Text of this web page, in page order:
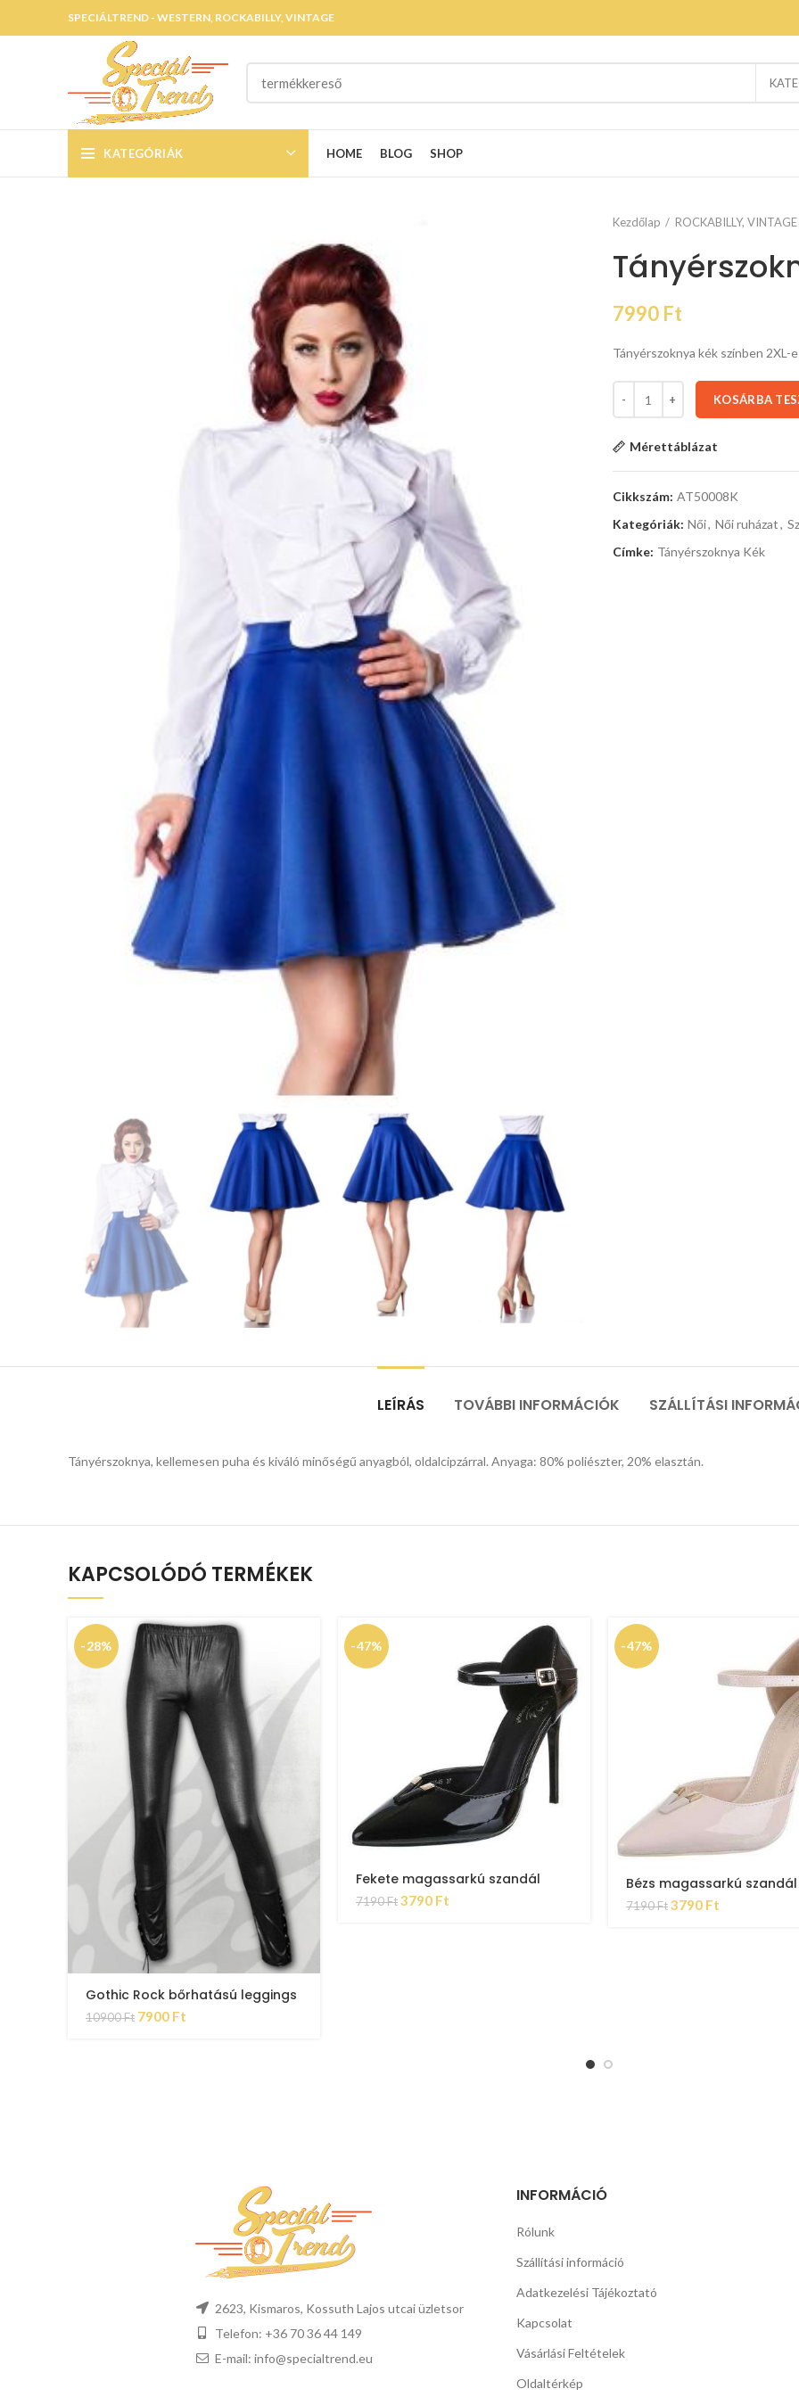
SPECIÁLTREND - WESTERN, ROCKABILLY, VINTAGE
KATEGÓRIÁK HOME BLOG SHOP
Kezdőlap ROCKABILLY, VINTAGE
7990 Ft
Tányérszoknya kék színben 2XL-
KOSÁRBA
Mérettáblázat
Cikkszám: AT50008K
Kategóriák: Női, Női ruházat,
Címke: Tányérszoknya Kék
LEÍRÁS TOVÁBBI INFORMÁCIÓK SZÁLLÍTÁSI
Tányérszoknya, kellemesen puha és kiváló minőségű anyagból, oldalcipzárral. Anyaga: 80% poliészter, 20% elasztán.
KAPCSOLÓDÓ TERMÉKEK
-28%
Gothic Rock bőrhatású leggings
10900Ft 7900 Ft
-47%
Fekete magassarkú szandál
7190Ft3790 Ft
-47%
Bézs magassarkú
7190Ft3790 Ft
2623, Kismaros, Kossuth Lajos utcai üzletsor
Telefon: +36 70 36 44 149
E-mail: info@specialtrend.eu
INFORMÁCIÓ
Rólunk
Szállítási információ
Adatkezelési Tájékoztató
Kapcsolat
Vásárlási Feltételek
Oldaltérkép